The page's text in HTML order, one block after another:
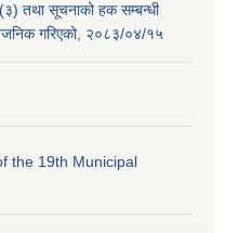
तथा सूचनाको हक सम्बन्धी
गरिएको, २०८३/०४/१५
the 19th Municipal